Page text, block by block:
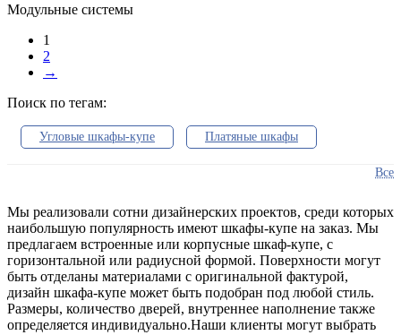
Модульные системы
1
2
→
Поиск по тегам:
Угловые шкафы-купе Платяные шкафы
Гардеробные системы Распашные шкафы
Шкафы на заказ Шкафы с зеркалом
Мебель для прихожей Шкафы с фасадами дуб
Размер от 2х метров Шкафы в детскую
Все
Мы реализовали сотни дизайнерских проектов, среди которых
наибольшую популярность имеют шкафы-купе на заказ. Мы
предлагаем встроенные или корпусные шкаф-купе, с
горизонтальной или радиусной формой. Поверхности могут
быть отделаны материалами с оригинальной фактурой,
дизайн шкафа-купе может быть подобран под любой стиль.
Размеры, количество дверей, внутреннее наполнение также
определяется индивидуально.Наши клиенты могут выбрать